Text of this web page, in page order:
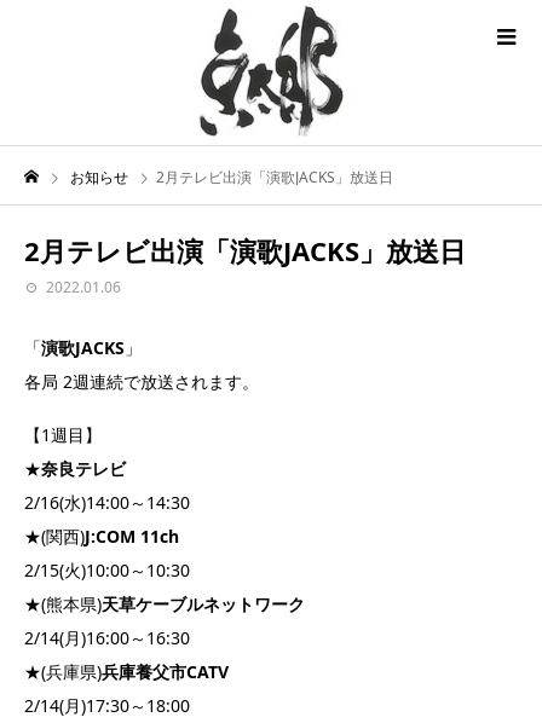
お知らせ 2月テレビ出演「演歌JACKS」放送日
2月テレビ出演「演歌JACKS」放送日
2022.01.06
「演歌JACKS 」
各局 2週連続で放送されます。
【1週目】
★奈良テレビ
2/16(水)14:00～14:30
★(関西)J:COM 11ch
2/15(火)10:00～10:30
★(熊本県)天草ケーブルネットワーク
2/14(月)16:00～16:30
★(兵庫県)兵庫養父市CATV
2/14(月)17:30～18:00